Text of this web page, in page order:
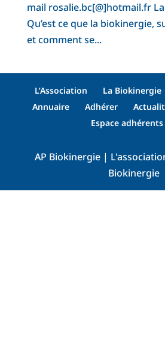
mail rosalie.bc[@]hotmail.fr
Qu’est ce que la biokinergie,
et comment se...
L’Association La Biokinergie
Annuaire
Adhérer
Espace adhérents
AP Biokinergie |
Biokinergie